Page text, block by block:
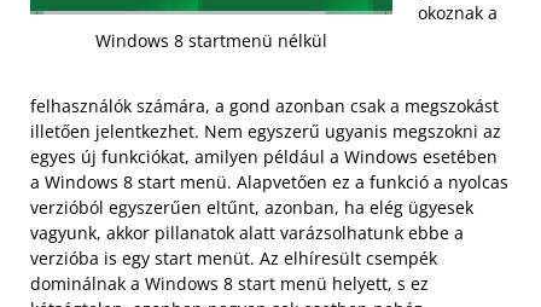
Windows 8 startmenü nélkül
okoznak a
felhasználók számára, a gond azonban csak a megszokást
illetően jelentkezhet. Nem egyszerű ugyanis megszokni az
egyes új funkciókat, amilyen például a Windows esetében
a Windows 8 start menü. Alapvetően ez a funkció a nyolcas
verzióból egyszerűen eltűnt, azonban, ha elég ügyesek
vagyunk, akkor pillanatok alatt varázsolhatunk ebbe a
verzióba is egy start menüt. Az elhíresült csempék
dominálnak a Windows 8 start menü helyett, s ez